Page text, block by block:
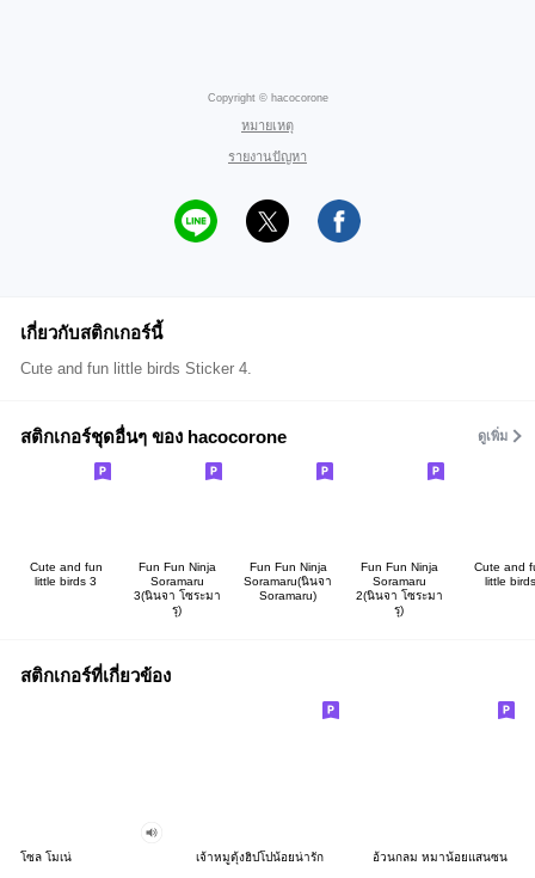
Copyright © hacocorone
หมายเหตุ
รายงานปัญหา
เกี่ยวกับสติกเกอร์นี้
Cute and fun little birds Sticker 4.
สติกเกอร์ชุดอื่นๆ ของ hacocorone ดูเพิ่ม
Cute and fun
little birds 3
Fun Fun Ninja
Soramaru
3(นินจา โซระมา
รุ)
Fun Fun Ninja
Soramaru(นินจา
Soramaru)
Fun Fun Ninja
Soramaru
2(นินจา โซระมา
รุ)
Cute and
little birds
สติกเกอร์ที่เกี่ยวข้อง
โซล โมเน่ เจ้าหมูดุ้งฮิปโปน้อยน่ารัก อ้วนกลม หมาน้อยแสนซน